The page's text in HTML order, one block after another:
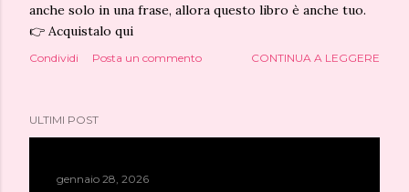
anche solo in una frase, allora questo libro è anche tuo.
👉 Acquistalo qui
Condividi Posta un commento CONTINUA A LEGGERE
ULTIMI POST
gennaio 28, 2026